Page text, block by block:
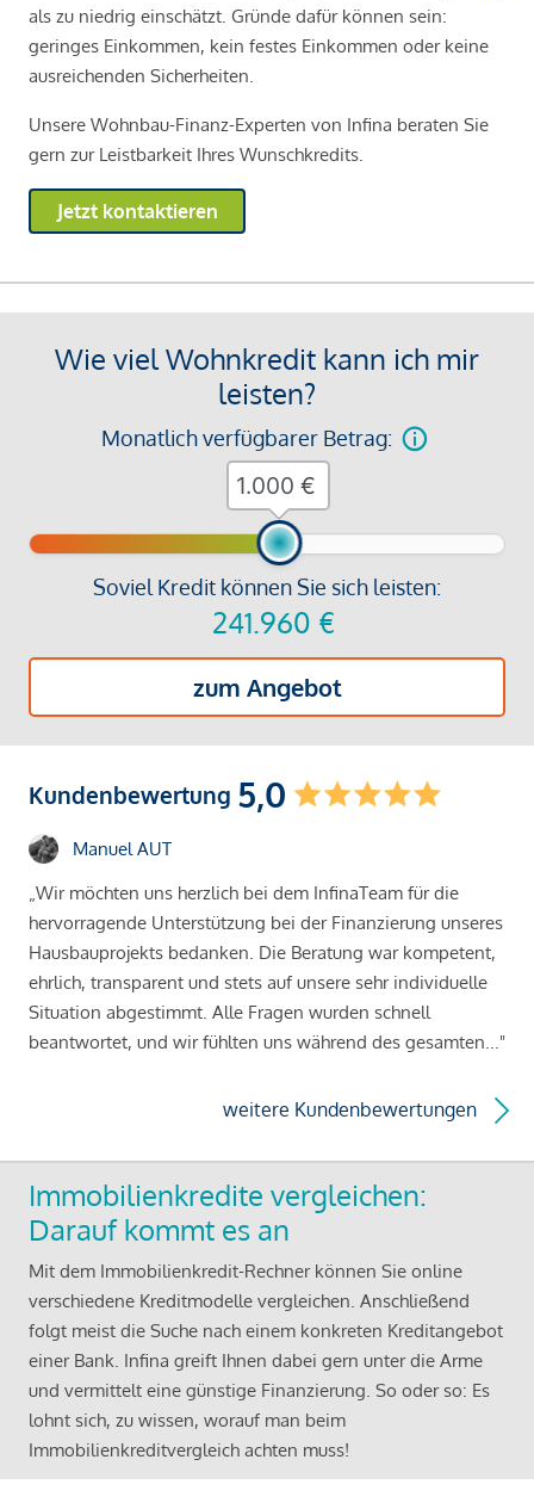
als zu niedrig einschätzt. Gründe dafür können sein:
geringes Einkommen, kein festes Einkommen oder keine
ausreichenden Sicherheiten.
Unsere Wohnbau-Finanz-Experten von Infina beraten Sie
gern zur Leistbarkeit Ihres Wunschkredits.
Jetzt kontaktieren
Wie viel Wohnkredit kann ich mir
leisten?
Monatlich verfügbarer Betrag:
Soviel Kredit können Sie sich leisten:
241.960 €
zum Angebot
€
Kundenbewertung 5,0
Manuel AUT
„Wir möchten uns herzlich bei dem InfinaTeam für die
hervorragende Unterstützung bei der Finanzierung unseres
Hausbauprojekts bedanken. Die Beratung war kompetent,
ehrlich, transparent und stets auf unsere sehr individuelle
Situation abgestimmt. Alle Fragen wurden schnell
beantwortet, und wir fühlten uns während des gesamten..."
weitere Kundenbewertungen
Immobilienkredite vergleichen:
Darauf kommt es an
Mit dem Immobilienkredit-Rechner können Sie online
verschiedene Kreditmodelle vergleichen. Anschließend
folgt meist die Suche nach einem konkreten Kreditangebot
einer Bank. Infina greift Ihnen dabei gern unter die Arme
und vermittelt eine günstige Finanzierung. So oder so: Es
lohnt sich, zu wissen, worauf man beim
Immobilienkreditvergleich achten muss!